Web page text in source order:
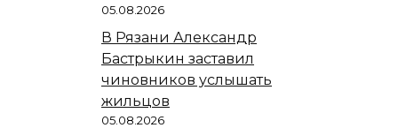
05.08.2026
В Рязани Александр
Бастрыкин заставил
чиновников услышать
жильцов
05.08.2026